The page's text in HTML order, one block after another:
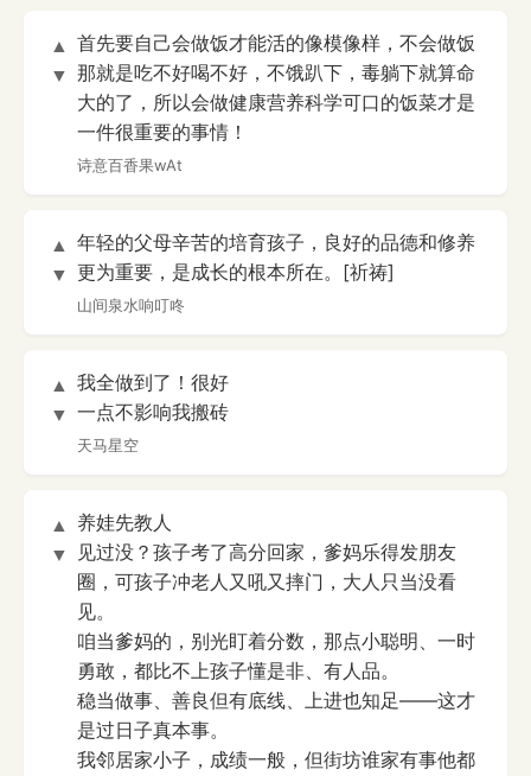
▲
▼
首先要自己会做饭才能活的像模像样，不会做饭
那就是吃不好喝不好，不饿趴下，毒躺下就算命
大的了，所以会做健康营养科学可口的饭菜才是
一件很重要的事情！
诗意百香果wAt
▲
▼
年轻的父母辛苦的培育孩子，良好的品德和修养
更为重要，是成长的根本所在。[祈祷]
山间泉水响叮咚
▲
▼
我全做到了！很好
一点不影响我搬砖
天马星空
▲
▼
养娃先教人
见过没？孩子考了高分回家，爹妈乐得发朋友
圈，可孩子冲老人又吼又摔门，大人只当没看
见。
咱当爹妈的，别光盯着分数，那点小聪明、一时
勇敢，都比不上孩子懂是非、有人品。
稳当做事、善良但有底线、上进也知足——这才
是过日子真本事。
我邻居家小子，成绩一般，但街坊谁家有事他都